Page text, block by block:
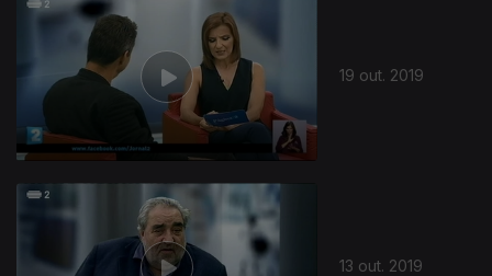
19 out. 2019
13 out. 2019